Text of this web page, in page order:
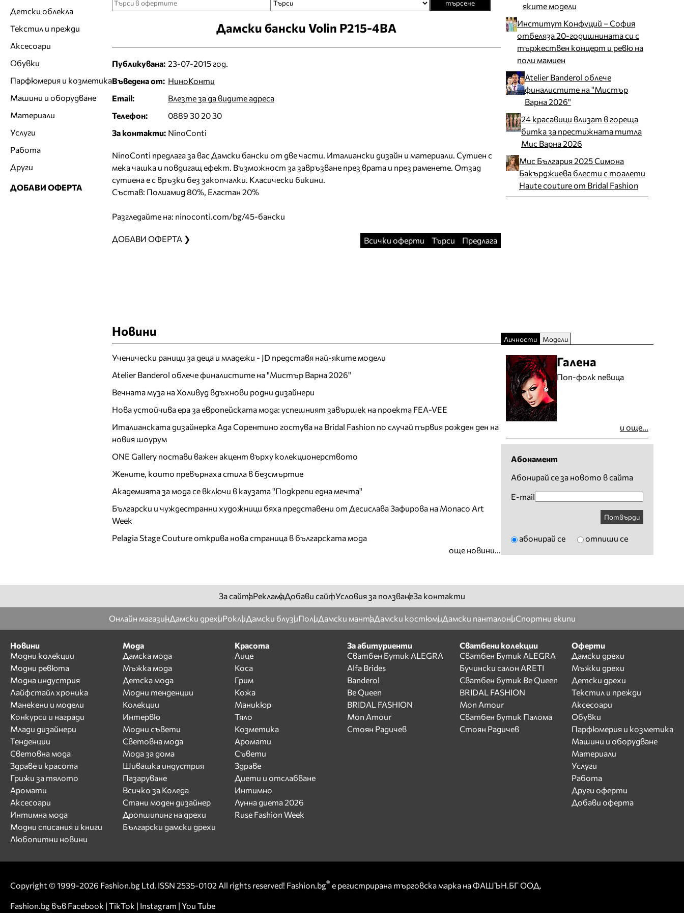
търсене
Дамски бански Volin P215-4BA
Публикувана: 23-07-2015 год.
Въведена от: НиноКонти
Email:
Влезте за да видите адреса
Телефон:
0889 30 20 30
За контакти: NinoConti
NinoConti предлага за вас Дамски бански от две части. Италиански дизайн и материали. Сутиен с
мека чашка и повдигащ ефект. Възможност за завръзване през врата и през раменете. Отзад
сутиена е с връзки без закопчалки. Класически бикини.
Състав: Полиамид 80%, Еластан 20%
Разгледайте на: ninoconti.com/bg/45-бански
ДОБАВИ ОФЕРТА ❯ Всички оферти Търси Предлага
Новини
Ученически раници за деца и младежи - JD представя най-яките модели
Atelier Banderol облече финалистите на "Мистър Варна 2026"
Вечната муза на Холивуд вдъхнови родни дизайнери
Нова устойчива ера за европейската мода: успешният завършек на проекта FEA-VEE
Италианската дизайнерка Ада Сорентино гостува на Bridal Fashion по случай първия рожден ден на
новия шоурум
ONE Gallery постави важен акцент върху колекционерството
Жените, които превърнаха стила в безсмъртие
Академията за мода се включи в каузата "Подкрепи една мечта"
Български и чуждестранни художници бяха представени от Десислава Зафирова на Monaco Art
Week
Pelagia Stage Couture открива нова страница в българската мода
още новини...
Детски облекла
Текстил и прежди
Аксесоари
Обувки
Парфюмерия и козметика
Машини и оборудване
Материали
Услуги
Работа
Други
ДОБАВИ ОФЕРТА
яките модели
Институт Конфуций – София
отбеляза 20-годишнината си с
тържествен концерт и ревю на
поли мамиен
Atelier Banderol облече
финалистите на "Мистър
Варна 2026"
24 красавици влизат в гореща
битка за престижната титла
Мис Варна 2026
Мис България 2025 Симона
Бакърджиева блести с тоалети
Haute couture от Bridal Fashion
Личности Модели
Галена
Поп-фолк певица
и още...
Абонамент
Абонирай се за новото в сайта
E-mail
Потвърди
абонирай се отпиши се
За сайтаРекламаДобави сайтУсловия за ползванеЗа контакти
Онлайн магазинДамски дрехиРоклиДамски блузиПолиДамски мантаДамски костюмиДамски панталониСпортни екипи
Новини
Модни колекции
Модни ревюта
Модна индустрия
Лайфстайл хроника
Манекени и модели
Конкурси и награди
Млади дизайнери
Тенденции
Световна мода
Здраве и красота
Грижи за тялото
Аромати
Аксесоари
Интимна мода
Модни списания и книги
Любопитни новини
Мода
Дамска мода
Мъжка мода
Детска мода
Модни тенденции
Колекции
Интервю
Модни съвети
Световна мода
Мода за дома
Шивашка индустрия
Пазаруване
Всичко за Коледа
Стани моден дизайнер
Дропшипинг на дрехи
Български дамски дрехи
Красота
Лице
Коса
Грим
Кожа
Маникюр
Тяло
Козметика
Аромати
Съвети
Здраве
Диети и отслабване
Интимно
Лунна диета 2026
Ruse Fashion Week
За абитуриенти
Сватбен Бутик ALEGRA
Alfa Brides
Banderol
Be Queen
BRIDAL FASHION
Mon Amour
Стоян Радичев
Сватбени колекции
Сватбен Бутик ALEGRA
Бучински салон ARETI
Сватбен бутик Be Queen
BRIDAL FASHION
Mon Amour
Сватбен бутик Палома
Стоян Радичев
Оферти
Дамски дрехи
Мъжки дрехи
Детски дрехи
Текстил и прежди
Аксесоари
Обувки
Парфюмерия и козметика
Машини и оборудване
Материали
Услуги
Работа
Други оферти
Добави оферта
Copyright © 1999-2026 Fashion.bg Ltd. ISSN 2535-0102 All rights reserved! Fashion.bg® е регистрирана търговска марка на ФАШЪН.БГ ООД.
Fashion.bg във Facebook | TikTok | Instagram | You Tube